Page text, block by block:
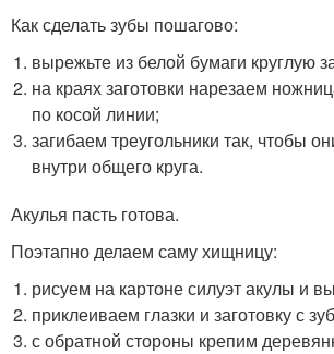
Как сделать зубы пошагово:
вырежьте из белой бумаги круглую
на краях заготовки нарезаем
по косой линии;
загибаем треугольники так, чтобы
внутри общего круга.
Акулья пасть готова.
Поэтапно делаем саму хищницу:
рисуем на картоне силуэт акулы и
приклеиваем глазки и заготовку с
с обратной стороны крепим